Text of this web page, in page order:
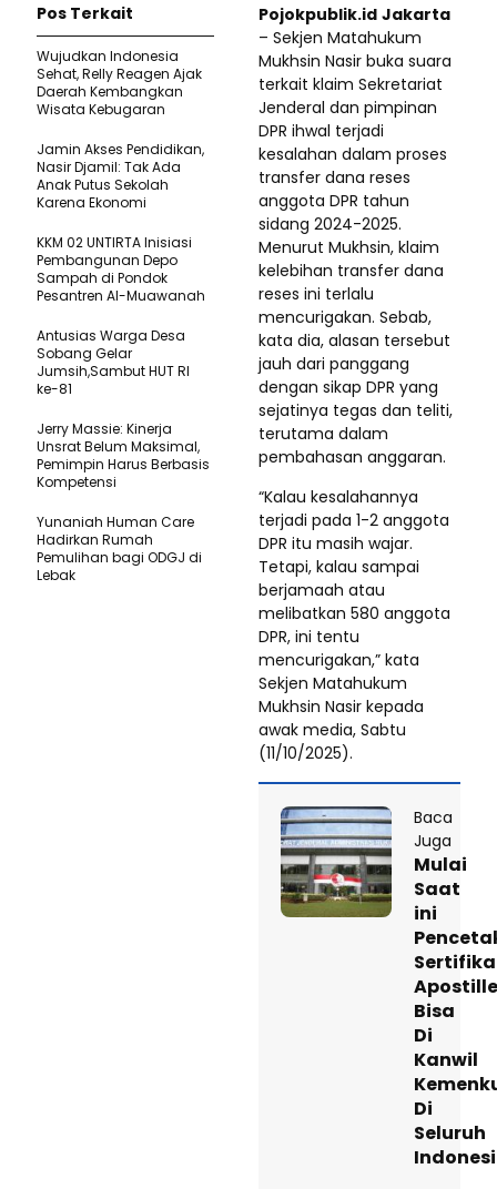
Pojokpublik.id Jakarta
– Sekjen Matahukum
Mukhsin Nasir buka suara
terkait klaim Sekretariat
Jenderal dan pimpinan
DPR ihwal terjadi
kesalahan dalam proses
transfer dana reses
anggota DPR tahun
sidang 2024-2025.
Menurut Mukhsin, klaim
kelebihan transfer dana
reses ini terlalu
mencurigakan. Sebab,
kata dia, alasan tersebut
jauh dari panggang
dengan sikap DPR yang
sejatinya tegas dan teliti,
terutama dalam
pembahasan anggaran.
“Kalau kesalahannya
terjadi pada 1-2 anggota
DPR itu masih wajar.
Tetapi, kalau sampai
berjamaah atau
melibatkan 580 anggota
DPR, ini tentu
mencurigakan,” kata
Sekjen Matahukum
Mukhsin Nasir kepada
awak media, Sabtu
(11/10/2025).
Baca
Juga
Mulai
Saat
ini
Apostille
Bisa
Di
Kanwil
Di
Seluruh
Pos Terkait
Wujudkan Indonesia
Sehat, Relly Reagen Ajak
Daerah Kembangkan
Wisata Kebugaran
Jamin Akses Pendidikan,
Nasir Djamil: Tak Ada
Anak Putus Sekolah
Karena Ekonomi
KKM 02 UNTIRTA Inisiasi
Pembangunan Depo
Sampah di Pondok
Pesantren Al-Muawanah
Antusias Warga Desa
Sobang Gelar
Jumsih,Sambut HUT RI
ke-81
Jerry Massie: Kinerja
Unsrat Belum Maksimal,
Pemimpin Harus Berbasis
Kompetensi
Yunaniah Human Care
Hadirkan Rumah
Pemulihan bagi ODGJ di
Lebak